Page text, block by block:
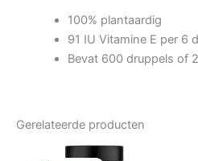
100% plantaardig
91 IU Vitamine E per 6
Bevat 600 druppels of
Gerelateerde producten